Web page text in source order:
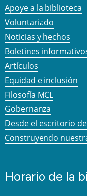
Apoye a la biblioteca
Voluntariado
Noticias y hechos
Boletines
Artículos
Equidad e inclusión
Filosofía MCL
Gobernanza
Desde el escritorio
Construyendo
Horario de la